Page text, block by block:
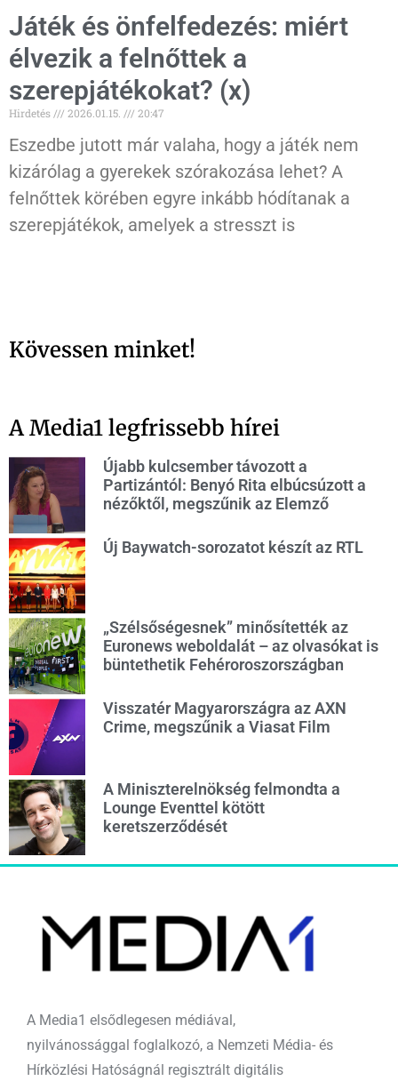
Játék és önfelfedezés: miért
élvezik a felnőttek a
szerepjátékokat? (x)
Hirdetés 2026.01.15. 20:47
Eszedbe jutott már valaha, hogy a játék nem
kizárólag a gyerekek szórakozása lehet? A
felnőttek körében egyre inkább hódítanak a
szerepjátékok, amelyek a stresszt is
Kövessen minket!
A Media1 legfrissebb hírei
Újabb kulcsember távozott a
Partizántól: Benyó Rita elbúcsúzott a
nézőktől, megszűnik az Elemző
Új Baywatch-sorozatot készít az RTL
„Szélsőségesnek” minősítették az
Euronews weboldalát – az olvasókat is
büntethetik Fehéroroszországban
Visszatér Magyarországra az AXN
Crime, megszűnik a Viasat Film
A Miniszterelnökség felmondta a
Lounge Eventtel kötött
keretszerződését
A Media1 elsődlegesen médiával,
nyilvánossággal foglalkozó, a Nemzeti Média- és
Hírközlési Hatóságnál regisztrált digitális